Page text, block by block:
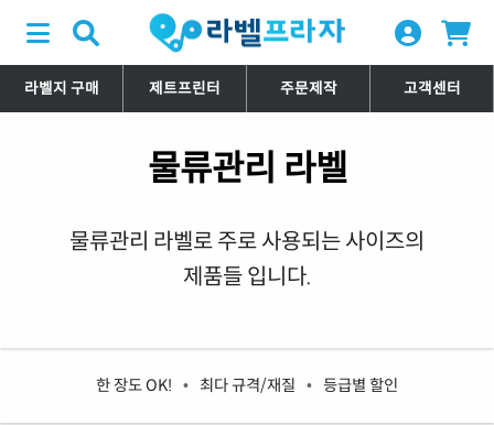
라벨지 구매 제트프린터 주문제작 고객센터
물류관리 라벨
물류관리 라벨로 주로 사용되는 사이즈의
제품들 입니다.
한 장도 OK! • 최다 규격/재질 • 등급별 할인